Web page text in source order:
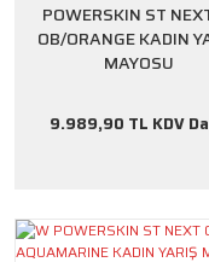
POWERSKIN ST
OB/ORANGE KADIN
MAYOSU
9.989,90 TL KDV